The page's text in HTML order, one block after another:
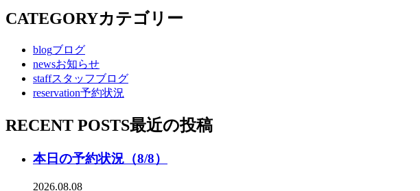
CATEGORYカテゴリー
blogブログ
newsお知らせ
staffスタッフブログ
reservation予約状況
RECENT POSTS最近の投稿
本日の予約状況（8/8）
2026.08.08